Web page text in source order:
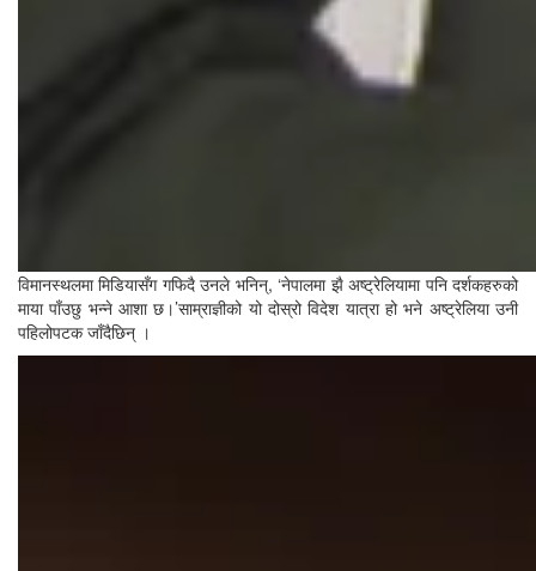
विमानस्थलमा मिडियासँग गफिदै उनले भनिन्, ‘नेपालमा झै अष्ट्रेलियामा पनि दर्शकहरुको
माया पाँउछु भन्ने आशा छ।’साम्राज्ञीको यो दोस्रो विदेश यात्रा हो भने अष्ट्रेलिया उनी
पहिलोपटक जाँदैछिन् ।